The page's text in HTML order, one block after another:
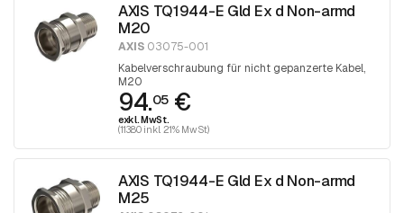
AXIS TQ1944-E Gld Ex d Non-armd
M20
AXIS 03075-001
Kabelverschraubung für nicht gepanzerte Kabel,
M20
94.05 €
exkl. MwSt.
(113.80 inkl. 21% MwSt)
AXIS TQ1944-E Gld Ex d Non-armd
M25